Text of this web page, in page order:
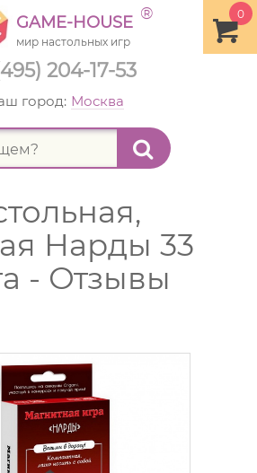
204-17-53
0
GAME-HOUSE ®
мир настольных игр
город: Москва
Нарды 33
- Отзывы